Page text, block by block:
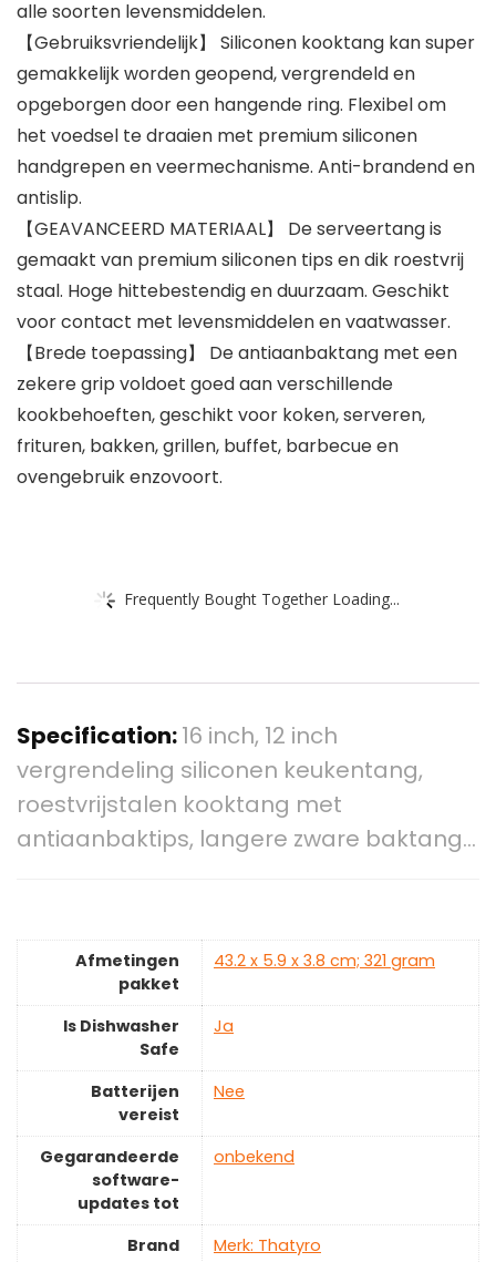
alle soorten levensmiddelen.
【Gebruiksvriendelijk】 Siliconen kooktang kan super
gemakkelijk worden geopend, vergrendeld en
opgeborgen door een hangende ring. Flexibel om
het voedsel te draaien met premium siliconen
handgrepen en veermechanisme. Anti-brandend en
antislip.
【GEAVANCEERD MATERIAAL】 De serveertang is
gemaakt van premium siliconen tips en dik roestvrij
staal. Hoge hittebestendig en duurzaam. Geschikt
voor contact met levensmiddelen en vaatwasser.
【Brede toepassing】 De antiaanbaktang met een
zekere grip voldoet goed aan verschillende
kookbehoeften, geschikt voor koken, serveren,
frituren, bakken, grillen, buffet, barbecue en
ovengebruik enzovoort.
Frequently Bought Together Loading...
Specification:16 inch, 12 inch
vergrendeling siliconen keukentang,
roestvrijstalen kooktang met
antiaanbaktips, langere zware baktang…
Afmetingen
pakket
‎43.2 x 5.9 x 3.8 cm; 321 gram
Is Dishwasher
Safe
‎Ja
Batterijen
vereist
‎Nee
Gegarandeerde
software-
updates tot
‎onbekend
Brand Merk: Thatyro